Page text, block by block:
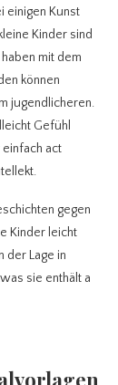
einigen Kunst
Kinder sind
mit dem
können
jugendlicheren.
Gefühl
act
gegen
Kinder leicht
der Lage in
sie enthält a